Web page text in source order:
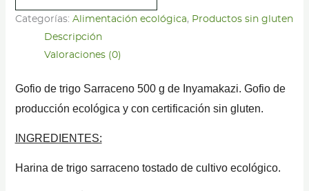
Sarraceno
Inyamakazi
500g
cantidad
Categorías: Alimentación ecológica, Productos sin gluten
Descripción
Valoraciones (0)
Gofio de trigo Sarraceno 500 g de Inyamakazi. Gofio de
producción ecológica y con certificación sin gluten.
INGREDIENTES:
Harina de trigo sarraceno tostado de cultivo ecológico.